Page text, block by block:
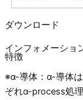
ダウンロード
インフォメーショ
特徴
※α-導体：α-導体
ぞれα-process処